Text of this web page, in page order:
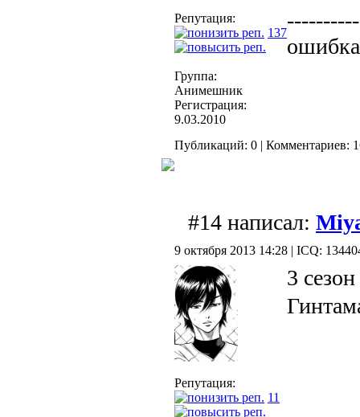
Репутация:
137
Группа:
Анимешник
Регистрация:
9.03.2010
Публикаций: 0 | Комментариев:
#14 написал:
9 октября 2013 14:28 | ICQ:
Репутация:
11
3